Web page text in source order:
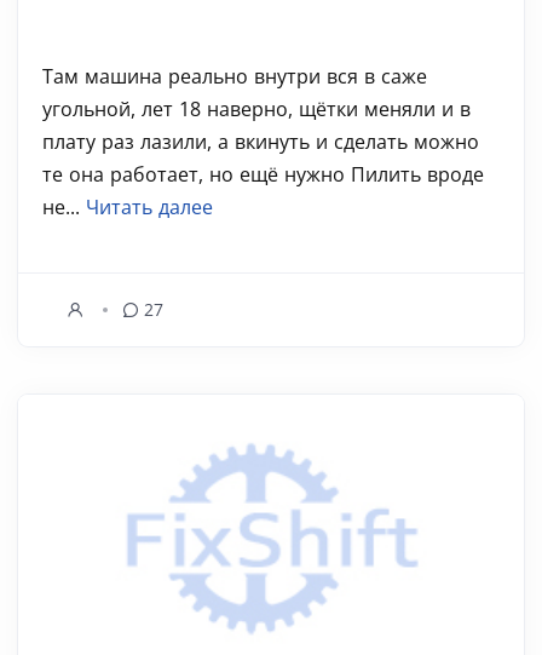
Там машина реально внутри вся в саже
угольной, лет 18 наверно, щётки меняли и в
плату раз лазили, а вкинуть и сделать можно
те она работает, но ещё нужно Пилить вроде
не... Читать далее
27